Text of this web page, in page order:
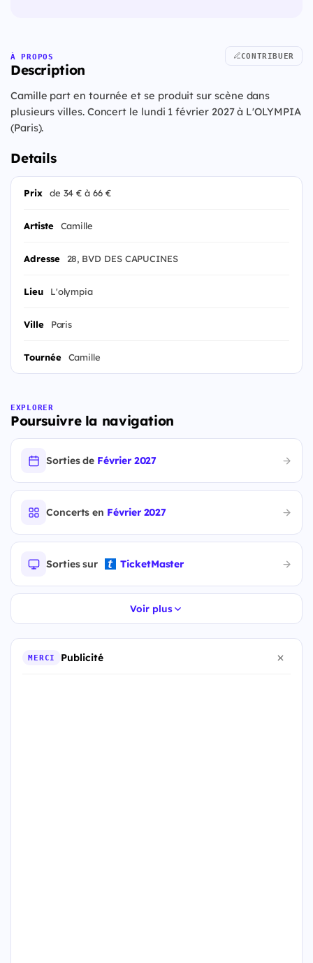
À PROPOS
Description
CONTRIBUER
Camille part en tournée et se produit sur scène dans
plusieurs villes. Concert le lundi 1 février 2027 à L'OLYMPIA
(Paris).
Details
Prix de 34 € à 66 €
Artiste Camille
Adresse 28, BVD DES CAPUCINES
Lieu L'olympia
Ville Paris
Tournée Camille
EXPLORER
Poursuivre la navigation
Sorties de Février 2027
Concerts en Février 2027
Sorties sur TicketMaster
Voir plus
MERCI Publicité